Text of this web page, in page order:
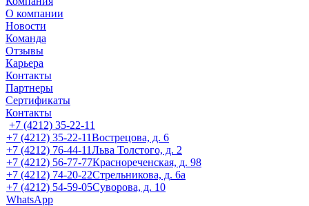
О компании
Новости
Команда
Отзывы
Карьера
Контакты
Партнеры
Сертификаты
Контакты
+7 (4212) 35-22-11
+7 (4212) 35-22-11Вострецова, д. 6
+7 (4212) 76-44-11Льва Толстого, д. 2
+7 (4212) 56-77-77Краснореченская, д. 98
+7 (4212) 74-20-22Стрельникова, д. 6а
+7 (4212) 54-59-05Суворова, д. 10
WhatsApp